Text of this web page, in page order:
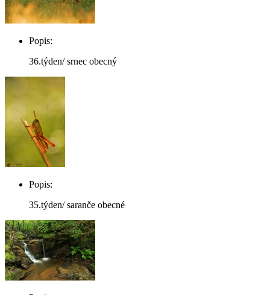
Popis:
36.týden/ srnec obecný
Popis:
35.týden/ saranče obecné